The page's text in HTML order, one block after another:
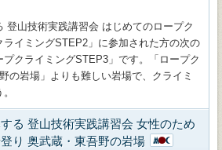
登山技術実践講習会 はじめてのロープク
ライミングSTEP2」に参加された方の次の
クライミングSTEP3」です。「ロープク
の岩場」よりも難しい岩場で、クライミ
る 登山技術実践講習会 女性のため
り 奥武蔵・東吾野の岩場